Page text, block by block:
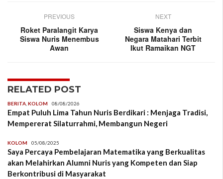
PREVIOUS
Roket Paralangit Karya
Siswa Nuris Menembus
Awan
NEXT
Siswa Kenya dan
Negara Matahari Terbit
Ikut Ramaikan NGT
RELATED POST
BERITA KOLOM 08/08/2026
Empat Puluh Lima Tahun Nuris Berdikari : Menjaga Tradisi,
Mempererat Silaturrahmi, Membangun Negeri
KOLOM 05/08/2025
Saya Percaya Pembelajaran Matematika yang Berkualitas
akan Melahirkan Alumni Nuris yang Kompeten dan Siap
Berkontribusi di Masyarakat